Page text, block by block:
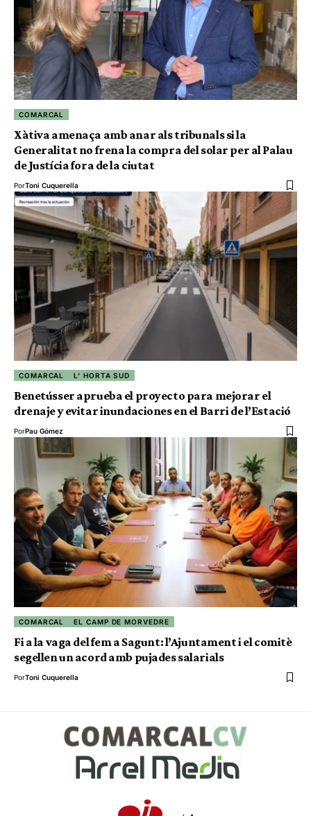
COMARCAL
Xàtiva amenaça amb anar als tribunals si la
Generalitat no frena la compra del solar per al Palau
de Justícia fora de la ciutat
PorToni Cuquerella
COMARCAL L' HORTA SUD
Benetússer aprueba el proyecto para mejorar el
drenaje y evitar inundaciones en el Barri de l’Estació
PorPau Gómez
COMARCAL EL CAMP DE MORVEDRE
Fi a la vaga del fem a Sagunt: l’Ajuntament i el comitè
segellen un acord amb pujades salarials
PorToni Cuquerella